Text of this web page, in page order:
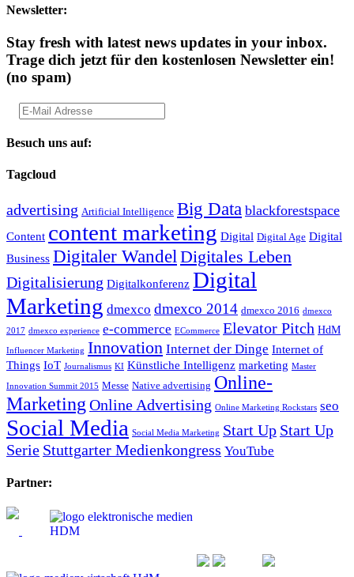
Newsletter:
Stay fresh with latest news updates in your inbox.
Trage dich jetzt für den kostenlosen Newsletter ein!
(no spam)
Besuch uns auf:
Tagcloud
advertising Artificial Intelligence Big Data blackforestspace
Content content marketing Digital Digital Age Digital
Business Digitaler Wandel Digitales Leben
Digitalisierung Digitalkonferenz Digital
Marketing dmexco dmexco 2014 dmexco 2016 dmexco
2017 dmexco experience e-commerce ECommerce Elevator Pitch HdM
Influencer Marketing Innovation Internet der Dinge Internet of
Things IoT Journalismus KI Künstliche Intelligenz marketing Master
Innovation Summit 2015 Messe Native advertising Online-
Marketing Online Advertising Online Marketing Rockstars seo
Social Media Social Media Marketing Start Up Start Up
Serie Stuttgarter Medienkongress YouTube
Partner: